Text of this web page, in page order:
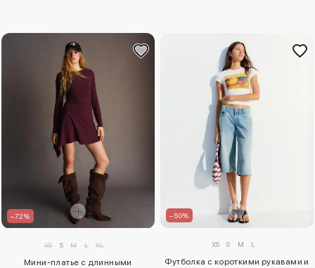
–72%
XS S M L XL
Мини-платье с длинными
–50%
XS S M L
Футболка с короткими рукавами и